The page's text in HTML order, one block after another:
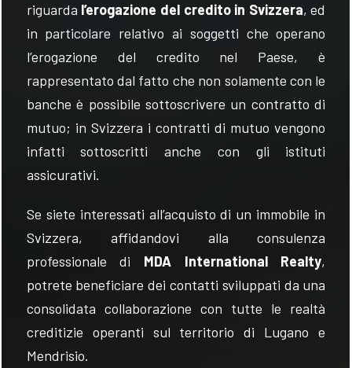
riguarda l’erogazione del credito in Svizzera, ed
in particolare relativo ai soggetti che operano
l’erogazione del credito nel Paese, è
rappresentato dal fatto che non solamente con le
banche è possibile sottoscrivere un contratto di
mutuo; in Svizzera i contratti di mutuo vengono
infatti sottoscritti anche con gli istituti
assicurativi.
Se siete interessati all’acquisto di un immobile in
Svizzera, affidandovi alla consulenza
professionale di
MDA International Realty,
potrete beneficiare dei contatti sviluppati da una
consolidata collaborazione con tutte le realtà
creditizie operanti sul territorio di Lugano e
Mendrisio.